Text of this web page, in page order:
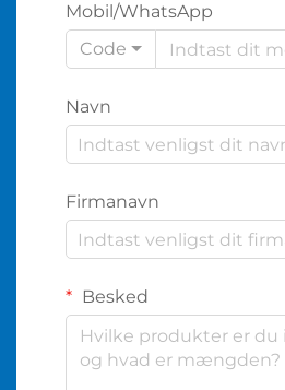
Mobil/WhatsApp
Code
Navn
Firmanavn
Besked